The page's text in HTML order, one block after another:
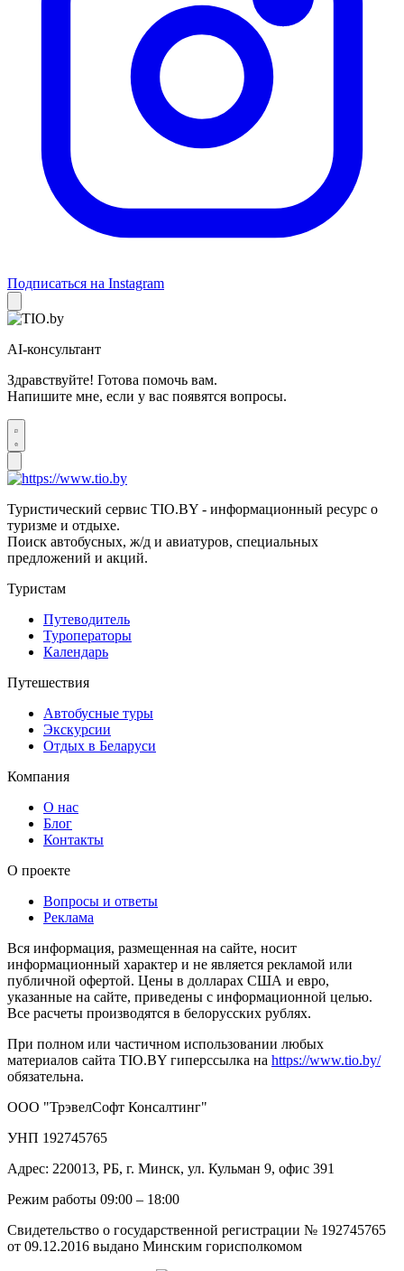
Подписаться на Instagram
AI-консультант
Здравствуйте! Готова помочь вам.
Напишите мне, если у вас появятся вопросы.
Туристический сервис TIO.BY - информационный ресурс о
туризме и отдыхе.
Поиск автобусных, ж/д и авиатуров, специальных
предложений и акций.
Туристам
Путеводитель
Туроператоры
Календарь
Путешествия
Автобусные туры
Экскурсии
Отдых в Беларуси
Компания
О нас
Блог
Контакты
О проекте
Вопросы и ответы
Реклама
Вся информация, размещенная на сайте, носит
информационный характер и не является рекламой или
публичной офертой. Цены в долларах США и евро,
указанные на сайте, приведены с информационной целью.
Все расчеты производятся в белорусских рублях.
При полном или частичном использовании любых
материалов сайта TIO.BY гиперссылка на https://www.tio.by/
обязательна.
ООО "ТрэвелСофт Консалтинг"
УНП 192745765
Адрес: 220013, РБ, г. Минск, ул. Кульман 9, офис 391
Режим работы 09:00 – 18:00
Свидетельство о государственной регистрации № 192745765
от 09.12.2016 выдано Минским горисполкомом